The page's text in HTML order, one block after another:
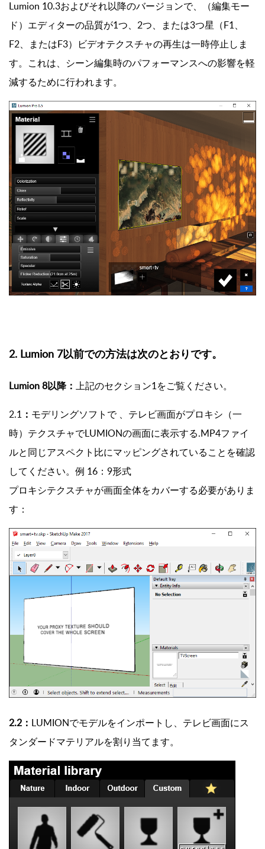
Lumion 10.3およびそれ以降のバージョンで、（編集モー
ド）エディターの品質が1つ、2つ、または3つ星（F1、
F2、またはF3）ビデオテクスチャの再生は一時停止しま
す。これは、シーン編集時のパフォーマンスへの影響を軽
減するために行われます。
2. Lumion 7以前での方法は次のとおりです。
Lumion 8以降： 上記のセクション1をご覧ください。
2.1 ： モデリングソフトで 、テレビ画面がプロキシ（一
時）テクスチャでLUMIONの画面に表示する.MP4ファイ
ルと同じアスペクト比にマッピングされていることを確認
してください。例 16：9形式
プロキシテクスチャが画面全体をカバーする必要がありま
す：
2.2： LUMIONでモデルをインポートし、テレビ画面にス
タンダードマテリアルを割り当てます。